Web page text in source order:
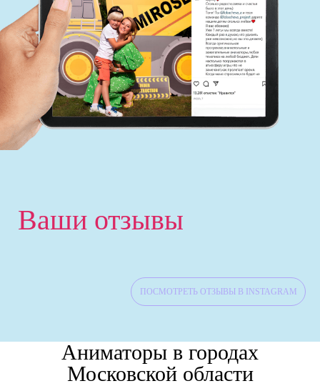
‹
Ваши отзывы
ПОСМОТРЕТЬ ОТЗЫВЫ В INSTAGRAM
Аниматоры в городах
Московской области